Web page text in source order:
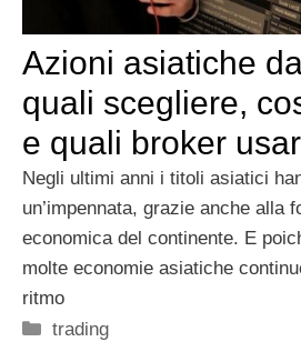
Azioni asiatiche
quali scegliere,
e quali broker
Negli ultimi anni i titoli asiatici
un’impennata, grazie anche alla
economica del continente. E
molte economie asiatiche
ritmo
Categorie
trading